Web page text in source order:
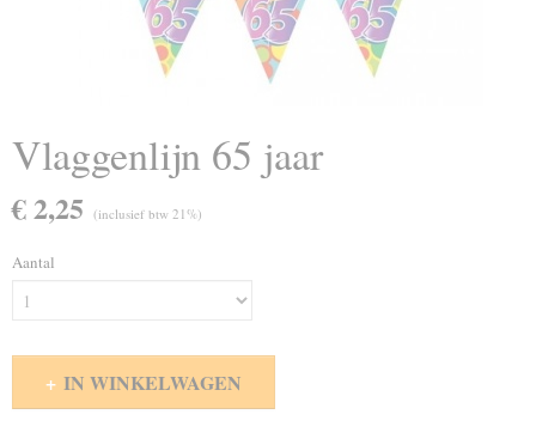
Vlaggenlijn 65 jaar
€ 2,25 (inclusief btw 21%)
Aantal
IN WINKELWAGEN